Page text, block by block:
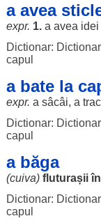
a avea
expr. 1.a avea idei
Dictionar:
capul
a bate la
expr. a sâcâi, a
Dictionar:
capul
a băga
(cuiva) fluturașiiîn
Dictionar:
capul